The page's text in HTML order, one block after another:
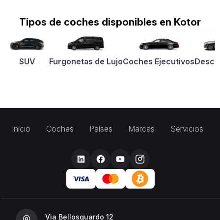
Tipos de coches disponibles en Kotor
SUV Furgonetas de LujoCoches Ejecutivos
Inicio Coches Países Marcas Servicios
Via Bellosguardo 12